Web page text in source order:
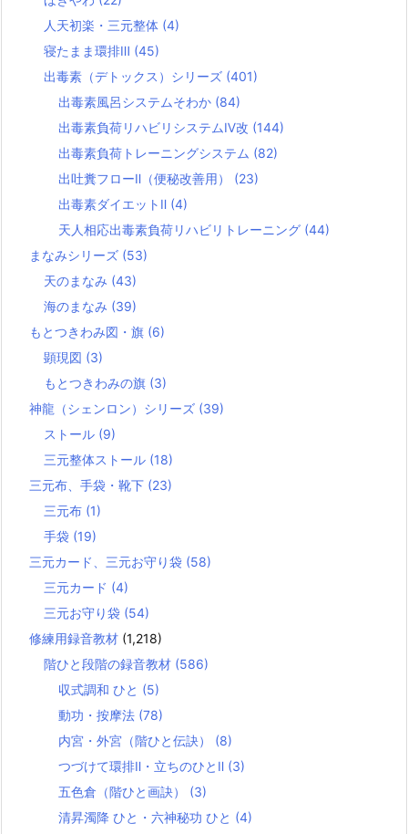
人天初楽・三元整体 (4)
寝たまま環排Ⅲ (45)
出毒素（デトックス）シリーズ (401)
出毒素風呂システムそわか (84)
出毒素負荷リハビリシステムⅣ改 (144)
出毒素負荷トレーニングシステム (82)
出吐糞フローⅡ（便秘改善用） (23)
出毒素ダイエットⅡ (4)
天人相応出毒素負荷リハビリトレーニング (44)
まなみシリーズ (53)
天のまなみ (43)
海のまなみ (39)
もとつきわみ図・旗 (6)
顕現図 (3)
もとつきわみの旗 (3)
神龍（シェンロン）シリーズ (39)
ストール (9)
三元整体ストール (18)
三元布、手袋・靴下 (23)
三元布 (1)
手袋 (19)
三元カード、三元お守り袋 (58)
三元カード (4)
三元お守り袋 (54)
修練用録音教材 (1,218)
階ひと段階の録音教材 (586)
収式調和 ひと (5)
動功・按摩法 (78)
内宮・外宮（階ひと伝訣） (8)
つづけて環排Ⅱ・立ちのひとⅡ (3)
五色倉（階ひと画訣） (3)
清昇濁降 ひと・六神秘功 ひと (4)